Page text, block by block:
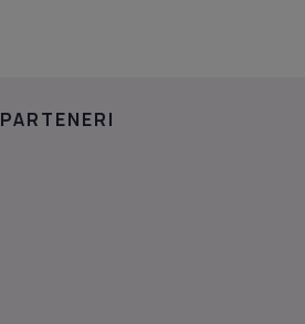
PARTENERI